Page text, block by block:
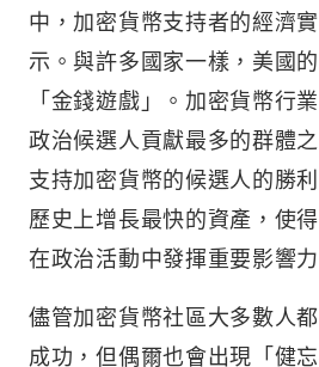
中，加密貨幣支持者的經濟
示。與許多國家一樣，美國
「金錢遊戲」。加密貨幣行
政治候選人貢獻最多的群體
支持加密貨幣的候選人的勝
歷史上增長最快的資產，使
在政治活動中發揮重要影響力
儘管加密貨幣社區大多數人
成功，但偶爾也會出現「健